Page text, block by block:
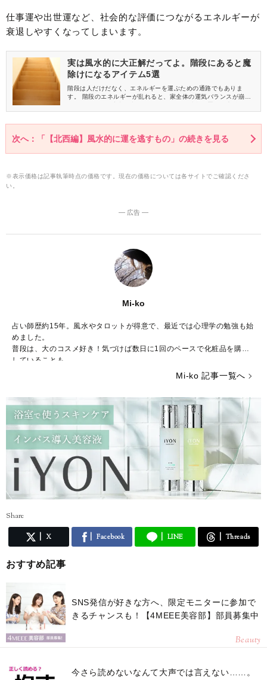
仕事運や出世運など、社会的な評価につながるエネルギーが
衰退しやすくなってしまいます。
実は風水的に大正解だってよ。階段にあると魔
除けになるアイテム5選
階段は人だけだなく、エネルギーを運ぶための通路でもありま
す。 階段のエネルギーが乱れると、家全体の運気バランスが崩れ
なるアイテムをご紹介しますね。
次へ：「【北西編】風水的に運を逃すもの」の続きを見る
※表示価格は記事執筆時点の価格です。現在の価格については各サイトでご確認くださ
い。
― 広告 ―
Mi-ko
占い師歴約15年。風水やタロットが得意で、最近では心理学の勉強も始
めました。
普段は、大のコスメ好き！気づけば数日に1回のペースで化粧品を購入
していることも……。
ストレスが多い今の時代……癒やしが欲しいという方のために、のんび
りした海辺の街からみなさんの心を少しだけ暖かくする言葉をお届けで
Mi-ko 記事一覧へ
Share
X Facebook LINE Threads
おすすめ記事
SNS発信が好きな方へ、限定モニターに参加で
きるチャンスも！【4MEEE美容部】部員募集中
Beauty
今さら読めないなんて大声では言えない……。